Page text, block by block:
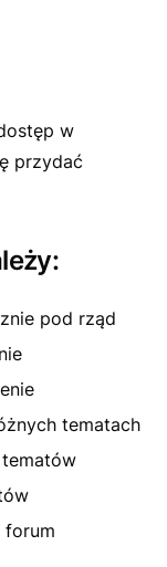
w
przydać
pod rząd
tematach
forum